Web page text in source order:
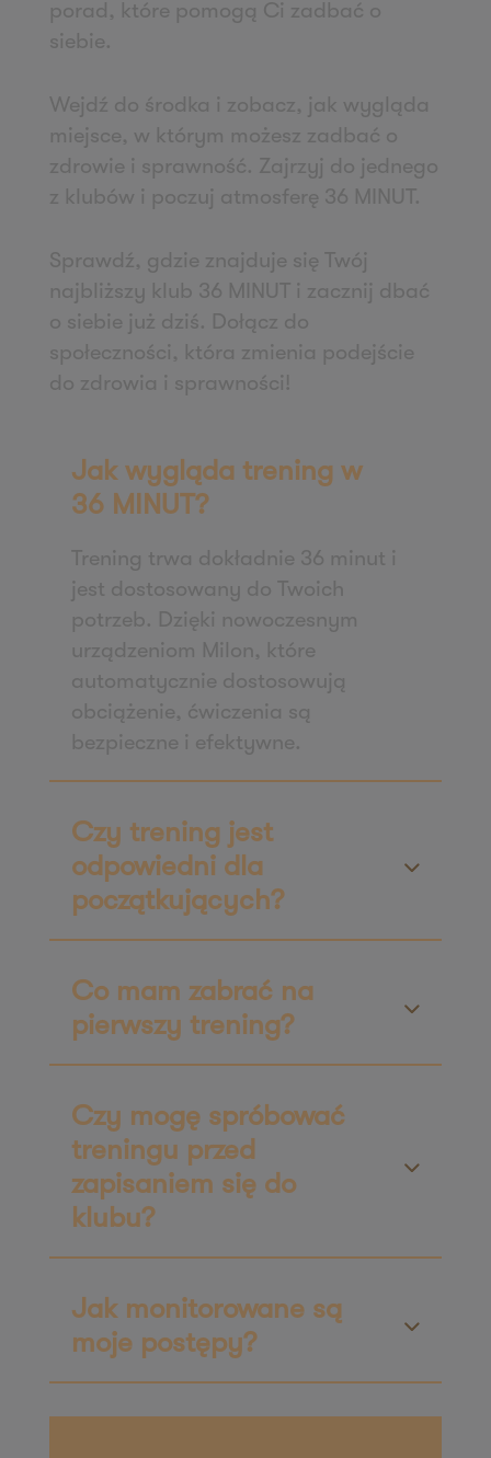
Zapisz mnie
36 MINUT Wałbrzych
ul. Długa 5
58-309 Wałbrzych
Zapisz mnie
36 MINUT Wejherowo
84-200 Wejherowo
Zapisz mnie
36 MINUT WestPoint
ul. Wichrowa 1a
60-114 Poznań
ul. Naramowicka 47
61-622 Poznań
Zapisz mnie
36 MINUT Włoszakowice
ul. Powstańców Wielkopolskich 1A
64-140 Włoszakowice
Zapisz mnie
36 MINUT Września
ul. Daszyńskiego 2b/49
62-300 Września
36 MINUT Wyżyny
ul. Magnuszewska 3 lok. 5
85-861 Bydgoszcz
Zapisz mnie
36 MINUT Zaodrze
ul. Niemodlińska 21
36 MINUT Zielona Góra
ul. Rzeźniczaka 3A
65-119 Zielona Góra
88-400 Żnin
36 MINUT Żory
ul. Wolontariuszy 17/u6
porad, które pomogą Ci zadbać o
siebie.
Wejdź do środka i zobacz, jak wygląda
miejsce, w którym możesz zadbać o
zdrowie i sprawność. Zajrzyj do jednego
z klubów i poczuj atmosferę 36 MINUT.
Sprawdź, gdzie znajduje się Twój
najbliższy klub 36 MINUT i zacznij dbać
o siebie już dziś. Dołącz do
społeczności, która zmienia podejście
do zdrowia i sprawności!
Jak wygląda trening w
36 MINUT?
Trening trwa dokładnie 36 minut i
jest dostosowany do Twoich
potrzeb. Dzięki nowoczesnym
urządzeniom Milon, które
automatycznie dostosowują
obciążenie, ćwiczenia są
bezpieczne i efektywne.
Czy trening jest
odpowiedni dla
początkujących?
Co mam zabrać na
pierwszy trening?
Czy mogę spróbować
treningu przed
zapisaniem się do
klubu?
Jak monitorowane są
moje postępy?